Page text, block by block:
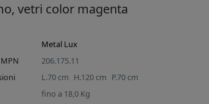
vetri color magenta
Metal Lux
206.175.11
L.70 cm H.120 cm P.70 cm
fino a 18,0 Kg